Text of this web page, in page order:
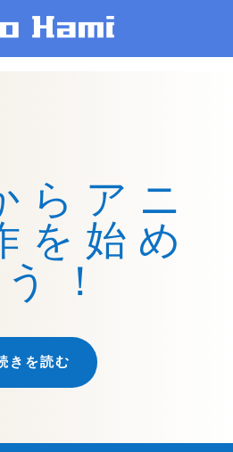
らアニ
を始め
！
きを読む